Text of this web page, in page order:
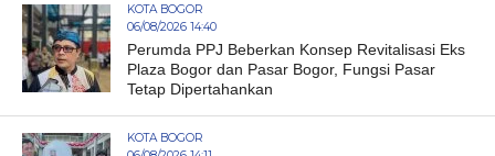
KOTA BOGOR
06/08/2026 14:40
Perumda PPJ Beberkan Konsep Revitalisasi Eks
Plaza Bogor dan Pasar Bogor, Fungsi Pasar
Tetap Dipertahankan
KOTA BOGOR